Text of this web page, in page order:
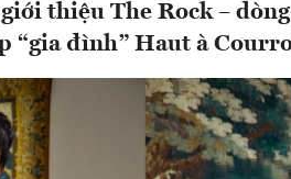
thiệu The Rock –
“gia đình” Haut à